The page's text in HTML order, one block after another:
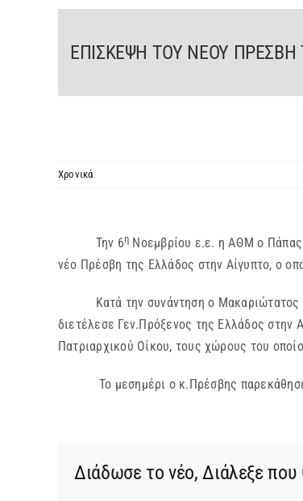
ΕΠΙΣΚΕΨΗ ΤΟΥ ΝΕΟΥ
Χρονικά
Την 6η Νοεμβρίου ε.ε. η ΑΘΜ ο Πάπας
νέο Πρέσβη της Ελλάδος στην Αίγυπτο, ο
Κατά την συνάντηση ο Μακαριώτατος
διετέλεσε Γεν.Πρόξενος της Ελλάδος στην
Πατριαρχικού Οίκου, τους χώρους του
Το μεσημέρι ο κ.Πρέσβης παρεκάθησε
Διάδωσε το νέο, Διάλεξε που